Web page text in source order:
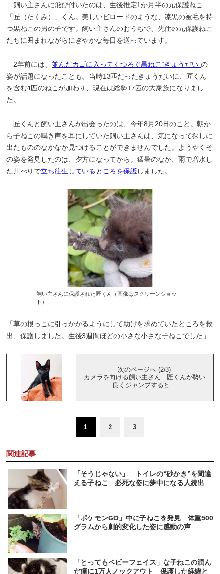
飼い主さんに飛び付いたのは、生後推定1か月半の元保護ねこ
「匠（たくみ）」くん。美しいビロードのような、漆黒の被毛を持
つ黒ねこの男の子です。飼い主さんのおうちで、先住の元保護ねこ
たちに囲まれながらにぎやかな毎日を送っています。
2年前には、 並んだカゴに入ってくつろぐ黒ねこ“きょうだい”の
姿が話題になったことも。当時13匹だったきょうだいに、匠くん
を含む4匹のねこが加わり、現在は総勢17匹の大家族になりまし
た。
匠くんと飼い主さんが出会ったのは、今年8月20日のこと。朝か
ら子ねこの鳴き声を耳にしていた飼い主さんは、気になって探しに
出たもののなかなか見つけることができませんでした。ようやくそ
の姿を発見したのは、夕方になってから。猛暑のなか、雨で増水し
た川べりで立ち往生しているところを保護しました。
飼い主さんに保護された匠くん（画像はスクリーンショッ
ト）
「草の根っこに引っかかるようにして助けを求めていたところを救
出、保護しました。生後3週間ほどの小さな小さな子ねこでした」
次のページへ (2/3)
カメラを向ける飼い主さん 匠くんが勢い
良くジャンプすると…
1 2 3
関連記事
「そうじゃない」 トイレの“砂かき”を間違
える子ねこ 必死な姿に夢中になる人続出
「ポケモンGO」中に子ねこを発見 体重500
グラムから劇的変化した姿に感動の声
「とってもベビーフェイス」な子ねこの潤ん
だ瞳に1万人ノックアウト 保護した経緯と